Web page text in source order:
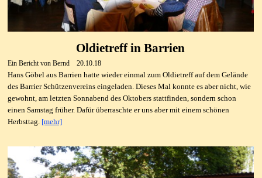
Oldietreff in Barrien
Ein Bericht von Bernd 20.10.18
Hans Göbel aus Barrien hatte wieder einmal zum Oldietreff auf dem Gelände
des Barrier Schützenvereins eingeladen. Dieses Mal konnte es aber nicht, wie
gewohnt, am letzten Sonnabend des Oktobers stattfinden, sondern schon
einen Samstag früher. Dafür überraschte er uns aber mit einem schönen
Herbsttag. [mehr]